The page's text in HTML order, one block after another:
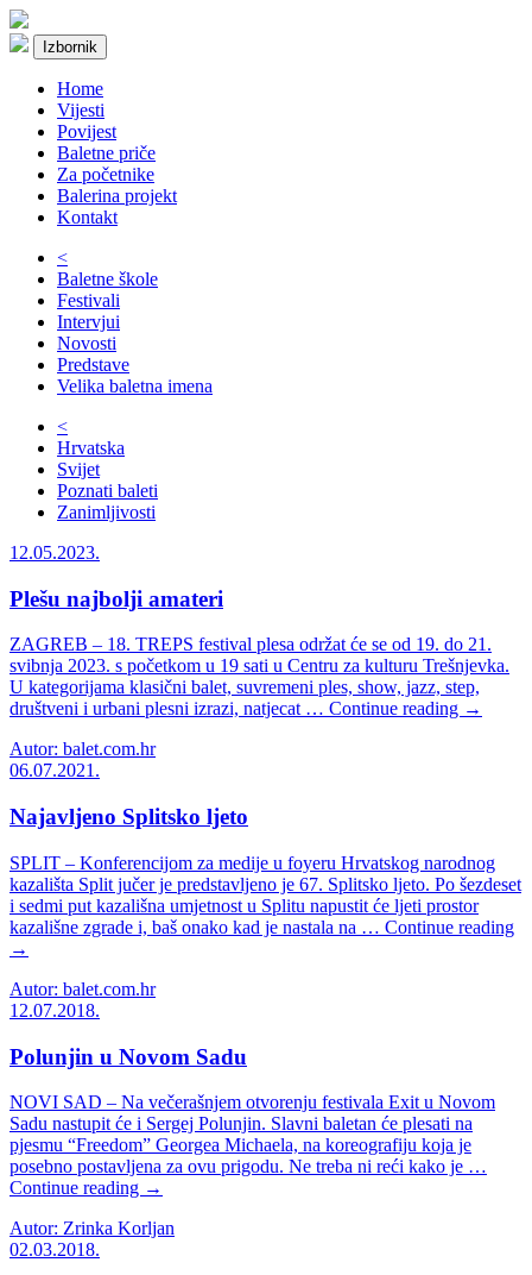
Izbornik
Home
Vijesti
Povijest
Baletne priče
Za početnike
Balerina projekt
Kontakt
<
Baletne škole
Festivali
Intervjui
Novosti
Predstave
Velika baletna imena
<
Hrvatska
Svijet
Poznati baleti
Zanimljivosti
12.05.2023.
Plešu najbolji amateri
ZAGREB – 18. TREPS festival plesa održat će se od 19. do 21.
svibnja 2023. s početkom u 19 sati u Centru za kulturu Trešnjevka.
U kategorijama klasični balet, suvremeni ples, show, jazz, step,
društveni i urbani plesni izrazi, natjecat … Continue reading →
Autor: balet.com.hr
06.07.2021.
Najavljeno Splitsko ljeto
SPLIT – Konferencijom za medije u foyeru Hrvatskog narodnog
kazališta Split jučer je predstavljeno je 67. Splitsko ljeto. Po šezdeset
i sedmi put kazališna umjetnost u Splitu napustit će ljeti prostor
kazališne zgrade i, baš onako kad je nastala na … Continue reading
→
Autor: balet.com.hr
12.07.2018.
Polunjin u Novom Sadu
NOVI SAD – Na večerašnjem otvorenju festivala Exit u Novom
Sadu nastupit će i Sergej Polunjin. Slavni baletan će plesati na
pjesmu “Freedom” Georgea Michaela, na koreografiju koja je
posebno postavljena za ovu prigodu. Ne treba ni reći kako je …
Continue reading →
Autor: Zrinka Korljan
02.03.2018.